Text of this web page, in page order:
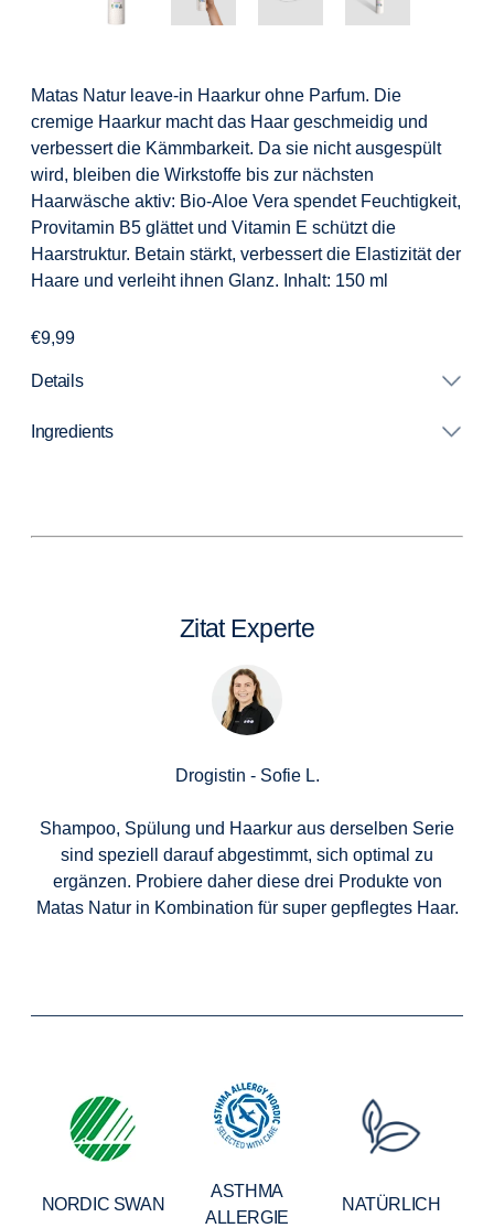
Matas Natur leave-in Haarkur ohne Parfum. Die
cremige Haarkur macht das Haar geschmeidig und
verbessert die Kämmbarkeit. Da sie nicht ausgespült
wird, bleiben die Wirkstoffe bis zur nächsten
Haarwäsche aktiv: Bio-Aloe Vera spendet Feuchtigkeit,
Provitamin B5 glättet und Vitamin E schützt die
Haarstruktur. Betain stärkt, verbessert die Elastizität der
Haare und verleiht ihnen Glanz. Inhalt: 150 ml
€9,99
Regular
Details
Ingredients
product
Zitat Experte
Drogistin - Sofie L.
Shampoo, Spülung und Haarkur aus derselben Serie
sind speziell darauf abgestimmt, sich optimal zu
ergänzen. Probiere daher diese drei Produkte von
Matas Natur in Kombination für super gepflegtes Haar.
NORDIC SWAN
ASTHMA
ALLERGIE
NATÜRLICH